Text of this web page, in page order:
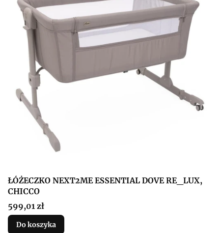
ŁÓŻECZKO NEXT2ME ESSENTIAL DOVE RE_LUX,
CHICCO
Cena
599,01 zł
Do koszyka